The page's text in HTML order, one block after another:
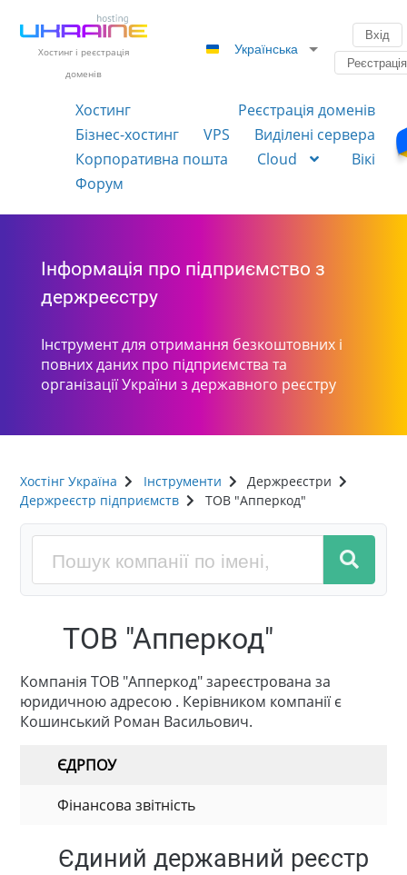
Хостинг і реєстрація
доменів
Українська
Вхід
Реєстрація
Хостинг
Реєстрація доменів
Бізнес-хостинг
VPS
Виділені сервера
Корпоративна пошта
Cloud
Вікі
Форум
Інформація про підприємство з
держреєстру
Інструмент для отримання безкоштовних і
повних даних про підприємства та
організації України з державного реєстру
Хостінг Україна Інструменти
Держреєстри
Держреєстр підприємств
ТОВ "Апперкод"
ТОВ "Апперкод"
Компанія ТОВ "Апперкод" зареєстрована за
юридичною адресою . Керівником компанії є
Кошинський Роман Васильович.
ЄДРПОУ
Фінансова звітність
Єдиний державний реєстр